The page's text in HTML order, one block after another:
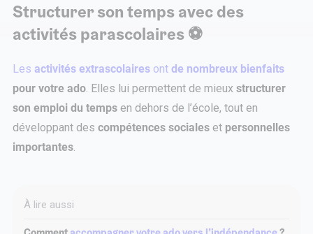
Structurer son temps avec des
activités parascolaires ⚽
Les activités extrascolaires ont de nombreux bienfaits
pour votre ado. Elles lui permettent de mieux structurer
son emploi du temps en dehors de l’école, tout en
développant des compétences sociales et personnelles
importantes.
À lire aussi